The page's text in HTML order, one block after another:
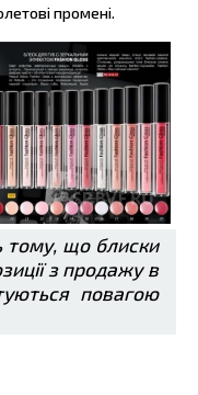
промені.
тому, що блиски
з продажу в
повагою